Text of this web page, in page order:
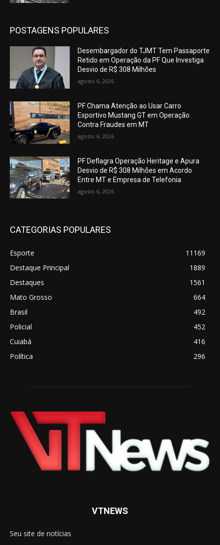
POSTAGENS POPULARES
Desembargador do TJMT Tem Passaporte
Retido em Operação da PF Que Investiga
Desvio de R$ 308 Milhões
agosto 6, 2026
PF Chama Atenção ao Usar Carro
Esportivo Mustang GT em Operação
Contra Fraudes em MT
agosto 6, 2026
PF Deflagra Operação Heritage e Apura
Desvio de R$ 308 Milhões em Acordo
Entre MT e Empresa de Telefonia
agosto 6, 2026
CATEGORIAS POPULARES
Esporte
11169
Destaque Principal
1889
Destaques
1561
Mato Grosso
664
Brasil
492
Policial
452
Cuiabá
416
Política
296
VTNEWS
Seu site de notícias